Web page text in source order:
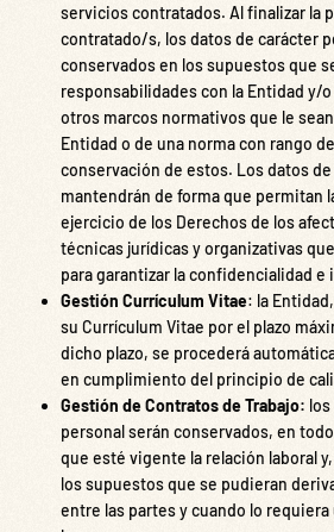
servicios contratados. Al finalizar la
contratado/s, los datos de carácter
conservados en los supuestos que
responsabilidades con la Entidad y/
otros marcos normativos que le
Entidad o de una norma con rango
conservación de estos. Los datos
mantendrán de forma que permitan
ejercicio de los Derechos de los
técnicas jurídicas y organizativas
para garantizar la confidencialidad
Gestión Currículum Vitae: la
su Currículum Vitae por el plazo
dicho plazo, se procederá
en cumplimiento del principio de
Gestión de Contratos de Trabajo:
personal serán conservados, en
que esté vigente la relación laboral
los supuestos que se pudieran
entre las partes y cuando lo